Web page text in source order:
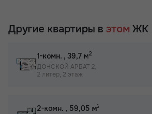
Другие квартиры в этом ЖК
1-комн. , 39,7 м2
ДОНСКОЙ АРБАТ 2,
2 литер, 2 этаж
2-комн. , 59,05 м2